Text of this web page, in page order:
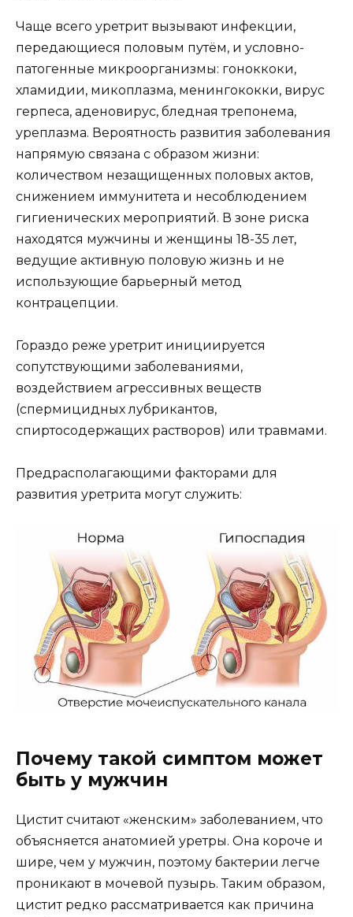
Чаще всего уретрит вызывают инфекции,
передающиеся половым путём, и условно-
патогенные микроорганизмы: гоноккоки,
хламидии, микоплазма, менингококки, вирус
герпеса, аденовирус, бледная трепонема,
уреплазма. Вероятность развития заболевания
напрямую связана с образом жизни:
количеством незащищенных половых актов,
снижением иммунитета и несоблюдением
гигиенических мероприятий. В зоне риска
находятся мужчины и женщины 18-35 лет,
ведущие активную половую жизнь и не
использующие барьерный метод
контрацепции.
Гораздо реже уретрит инициируется
сопутствующими заболеваниями,
воздействием агрессивных веществ
(спермицидных лубрикантов,
спиртосодержащих растворов) или травмами.
Предрасполагающими факторами для
развития уретрита могут служить:
Почему такой симптом может
быть у мужчин
Цистит считают «женским» заболеванием, что
объясняется анатомией уретры. Она короче и
шире, чем у мужчин, поэтому бактерии легче
проникают в мочевой пузырь. Таким образом,
цистит редко рассматривается как причина